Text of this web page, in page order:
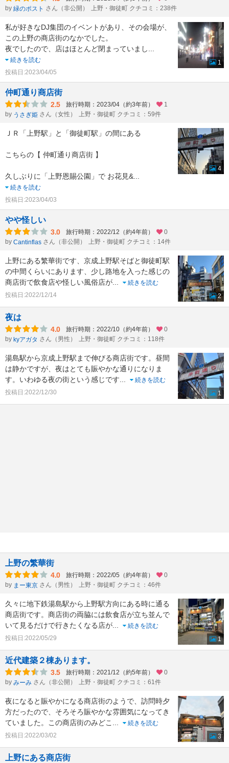
by 緑のポスト さん（非公開） 上野・御徒町 クチコミ：238件
私が好きなDJ集団のイベントがあり、その会場が、
この上野の商店街のなかでした。
夜でしたので、店はほとんど閉まっていまし
続きを読む
投稿日:2023/04/05
1
仲町通り商店街
2.5 旅行時期：2023/04（約3年前）
1
by うさぎ姫 さん（女性） 上野・御徒町 クチコミ：59件
ＪＲ「上野駅」と「御徒町駅」の間にある
こちらの【 仲町通り商店街 】
久しぶりに「上野恩賜公園」で お花見&
続きを読む
投稿日:2023/04/03
4
やや怪しい
3.0 旅行時期：2022/12（約4年前）
0
by Cantinflas さん（非公開） 上野・御徒町 クチコミ：14件
上野にある繁華街です、京成上野駅そばと御徒町駅
の中間くらいにあります、少し路地を入った感じの
商店街で飲食店や怪しい風俗店が
続きを読む
投稿日:2022/12/14
2
夜は
4.0 旅行時期：2022/10（約4年前）
0
by kyアガタ さん（男性） 上野・御徒町 クチコミ：118件
湯島駅から京成上野駅まで伸びる商店街です。昼間
は静かですが、夜はとても賑やかな通りになりま
す。いわゆる夜の街という感じです
続きを読む
投稿日:2022/12/30
1
上野の繁華街
4.0 旅行時期：2022/05（約4年前）
0
by まー東京 さん（男性） 上野・御徒町 クチコミ：46件
久々に地下鉄湯島駅から上野駅方向にある時に通る
商店街です。商店街の両脇には飲食店が立ち並んで
いて見るだけで行きたくなる店が
続きを読む
投稿日:2022/05/29
1
近代建築２棟あります。
3.5 旅行時期：2021/12（約5年前）
0
by みーみ さん（非公開） 上野・御徒町 クチコミ：61件
夜になると賑やかになる商店街のようで、訪問時夕
方だったので、そろそろ賑やかな雰囲気になってき
ていました。この商店街のみどこ
続きを読む
投稿日:2022/03/02
3
上野にある商店街